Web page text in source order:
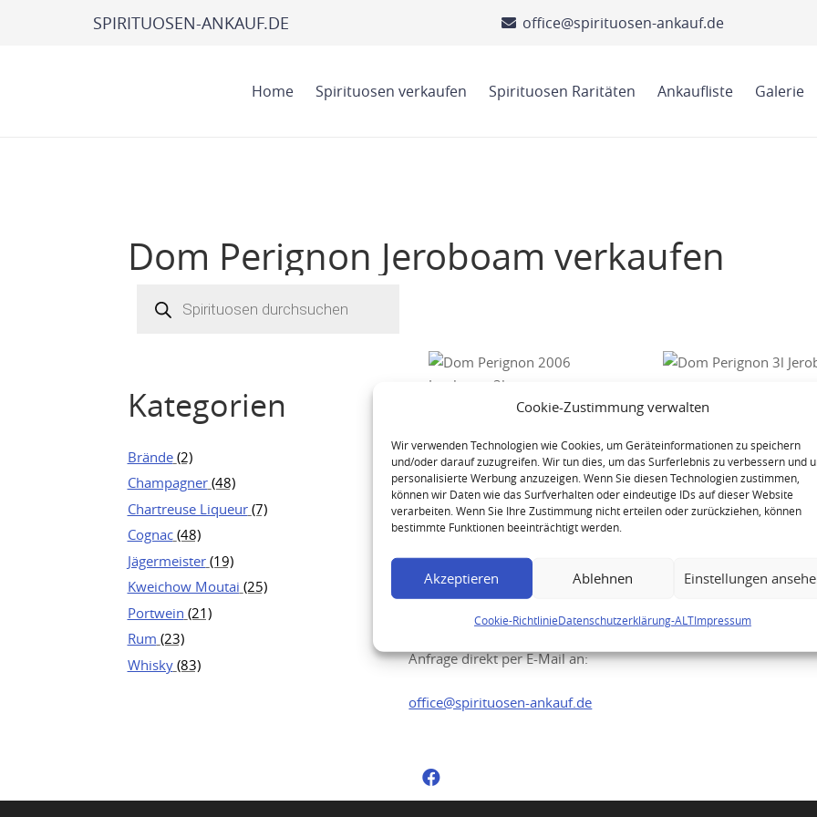
Cookie-Zustimmung verwalten
Wir verwenden Technologien wie Cookies, um Geräteinformationen zu speichern
und/oder darauf zuzugreifen. Wir tun dies, um das Surferlebnis zu verbessern und
personalisierte Werbung anzuzeigen. Wenn Sie diesen Technologien zustimmen,
können wir Daten wie das Surfverhalten oder eindeutige IDs auf dieser Website
verarbeiten. Wenn Sie Ihre Zustimmung nicht erteilen oder zurückziehen, können
bestimmte Funktionen beeinträchtigt werden.
Akzeptieren Ablehnen Einstellungen
Cookie-RichtlinieDatenschutzerklärung-ALTImpressum
SPIRITUOSEN-ANKAUF.DE office@spirituosen-ankauf.de
Home Spirituosen verkaufen Spirituosen Raritäten Ankaufliste Galerie
Dom Perignon Jeroboam verkaufen
search
Kategorien
Brände (2)
Champagner (48)
Chartreuse Liqueur (7)
Cognac (48)
Jägermeister (19)
Kweichow Moutai (25)
Portwein (21)
Rum (23)
Whisky (83)
Dom Perignon 2006 Jeroboam
Ihre Anfrage
Sie möchten Ihre hochwertigen Spirituosen
Anfrage direkt per E-Mail an:
office@spirituosen-ankauf.de